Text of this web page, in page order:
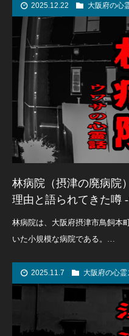
2025.12.22 大阪府の心
林病院（摂津の廃病院
理由と語られてきた噂
林病院は、大阪府摂津市鳥飼本
いた小規模な病院である。…
2025.11.7 大阪府の心霊